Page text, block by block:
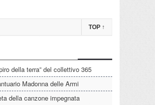
TOP ↑
della terra” del collettivo 365
Madonna delle Armi
della canzone impegnata